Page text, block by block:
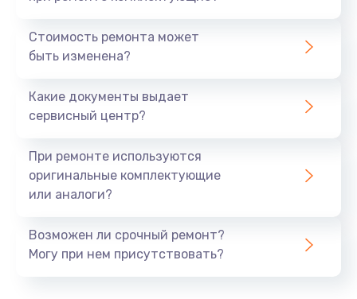
1440 руб.
Ремонт южного моста
Замена батарейки BIOS
Заказать
Стоимость ремонта может
быть изменена?
Какие документы выдает
сервисный центр?
При ремонте используются
оригинальные комплектующие
или аналоги?
Возможен ли срочный ремонт?
Могу при нем присутствовать?